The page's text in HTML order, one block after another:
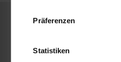
Daten zusammen, die
haben oder die sie im
Präferenzen
Statistiken